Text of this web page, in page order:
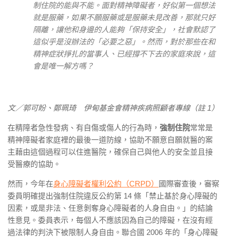
制住院的能與不能。面對精神障礙者，好似第一個想法
就是服藥，如果不願服藥或是服藥未見改善，那就只好
隔離，讓他和身邊的人能夠「保持安全」，社會默認了
這似乎是沒辦法的「必要之惡」。然而，對於那些在和
精神症狀掙扎的當事人、已經撐不下去的家庭來說，這
會是唯一解方嗎？
文／郭可盼、鄭珮琦 伊甸基金會精神疾病照顧者專線（註 1）
在精障者急性發病、有自傷或傷人的行為時， 強制住院常常是
精神障礙者家庭裡的最後一道防線，協助不願意自願就醫的案
主藉由這個過程可以住進醫院，確保自己與他人的安全並且接
受醫療的協助。
然而，今年在身心障礙者權利公約（CRPD）
國際審查後，審察
委員明確提出強制住院違反公約第 14 條「禁止基於身心障礙的
因素，或是非法、任意剝奪身心障礙者的人身自由。」的結論
性意見。委員表示，每個人不應該因為自己的障礙，在沒有經
過法律的判決下被限制人身自由。聯合國 2006 年的「身心障礙